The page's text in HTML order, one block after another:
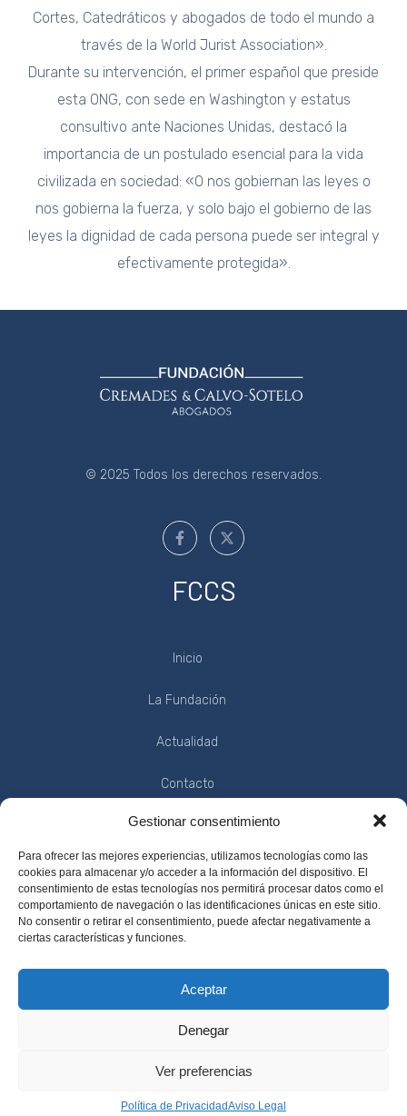
Gestionar consentimiento
Para ofrecer las mejores experiencias, utilizamos tecnologías como las
cookies para almacenar y/o acceder a la información del dispositivo. El
consentimiento de estas tecnologías nos permitirá procesar datos como el
comportamiento de navegación o las identificaciones únicas en este sitio.
No consentir o retirar el consentimiento, puede afectar negativamente a
ciertas características y funciones.
Aceptar
Denegar
Ver preferencias
Política de PrivacidadAviso Legal
Cortes, Catedráticos y abogados de todo el mundo a
través de la World Jurist Association».
Durante su intervención, el primer español que preside
esta ONG, con sede en Washington y estatus
consultivo ante Naciones Unidas, destacó la
importancia de un postulado esencial para la vida
civilizada en sociedad: «O nos gobiernan las leyes o
nos gobierna la fuerza, y solo bajo el gobierno de las
leyes la dignidad de cada persona puede ser integral y
efectivamente protegida».
© 2025 Todos los derechos reservados.
FCCS
Inicio
La Fundación
Actualidad
Contacto
INFORMACIÓN
Política de Privacidad
Condiciones de Uso
Aviso Legal